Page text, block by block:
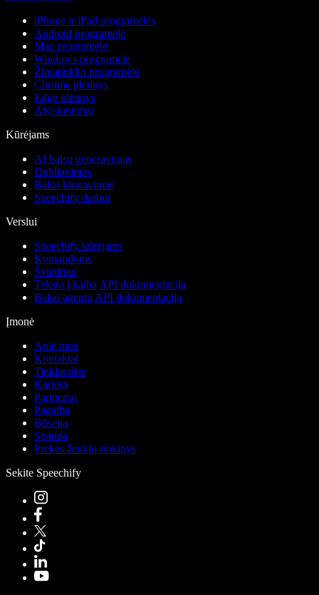
iPhone ir iPad programėlės
Android programėlė
Mac programėlė
Windows programėlė
Žiniatinklio programėlė
Chrome plėtinys
Edge plėtinys
Atsisiuntimai
Kūrėjams
AI balsų generavimas
Dubliavimas
Balso klonavimas
Speechify darbui
Verslui
Speechify kūrėjams
Komandoms
Švietimui
Teksto į kalbą API dokumentacija
Balso agentų API dokumentacija
Įmonė
Apie mus
Kontaktai
Tinklaraštis
Karjera
Partneriai
Pagalba
Būsena
Spauda
Prekės ženklo rinkinys
Sekite Speechify